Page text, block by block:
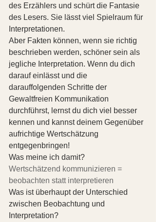
des Erzählers und schürt die Fantasie
des Lesers. Sie lässt viel Spielraum für
Interpretationen.
Aber Fakten können, wenn sie richtig
beschrieben werden, schöner sein als
jegliche Interpretation. Wenn du dich
darauf einlässt und die
darauffolgenden Schritte der
Gewaltfreien Kommunikation
durchführst, lernst du dich viel besser
kennen und kannst deinem Gegenüber
aufrichtige Wertschätzung
entgegenbringen!
Was meine ich damit?
Wertschätzend kommunizieren =
beobachten statt interpretieren
Was ist überhaupt der Unterschied
zwischen Beobachtung und
Interpretation?